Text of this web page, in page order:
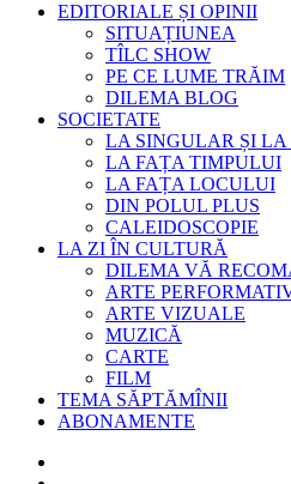
EDITORIALE ȘI OPINII
SITUAȚIUNEA
TÎLC SHOW
PE CE LUME TRĂIM
DILEMA BLOG
SOCIETATE
LA SINGULAR ȘI LA
LA FAȚA TIMPULUI
LA FAȚA LOCULUI
DIN POLUL PLUS
CALEIDOSCOPIE
LA ZI ÎN CULTURĂ
DILEMA VĂ
ARTE
ARTE VIZUALE
MUZICĂ
CARTE
FILM
TEMA SĂPTĂMÎNII
ABONAMENTE